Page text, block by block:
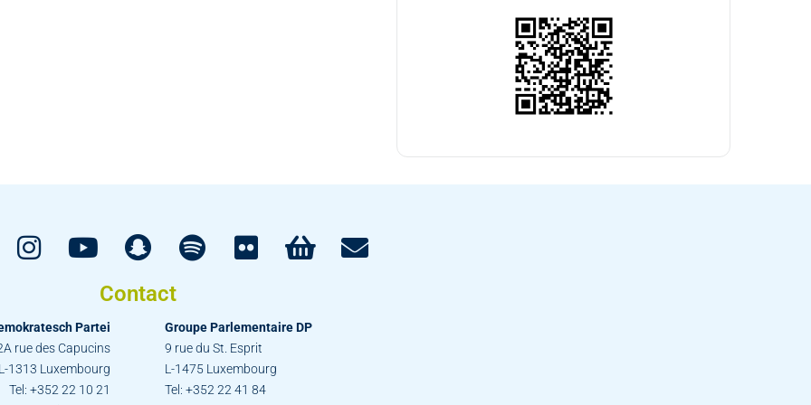
Contact
Partei
rue des Capucins
1313 Luxembourg
Tel: +352 22 10 21
Groupe Parlementaire DP
9 rue du St. Esprit
L-1475 Luxembourg
Tel: +352 22 41 84